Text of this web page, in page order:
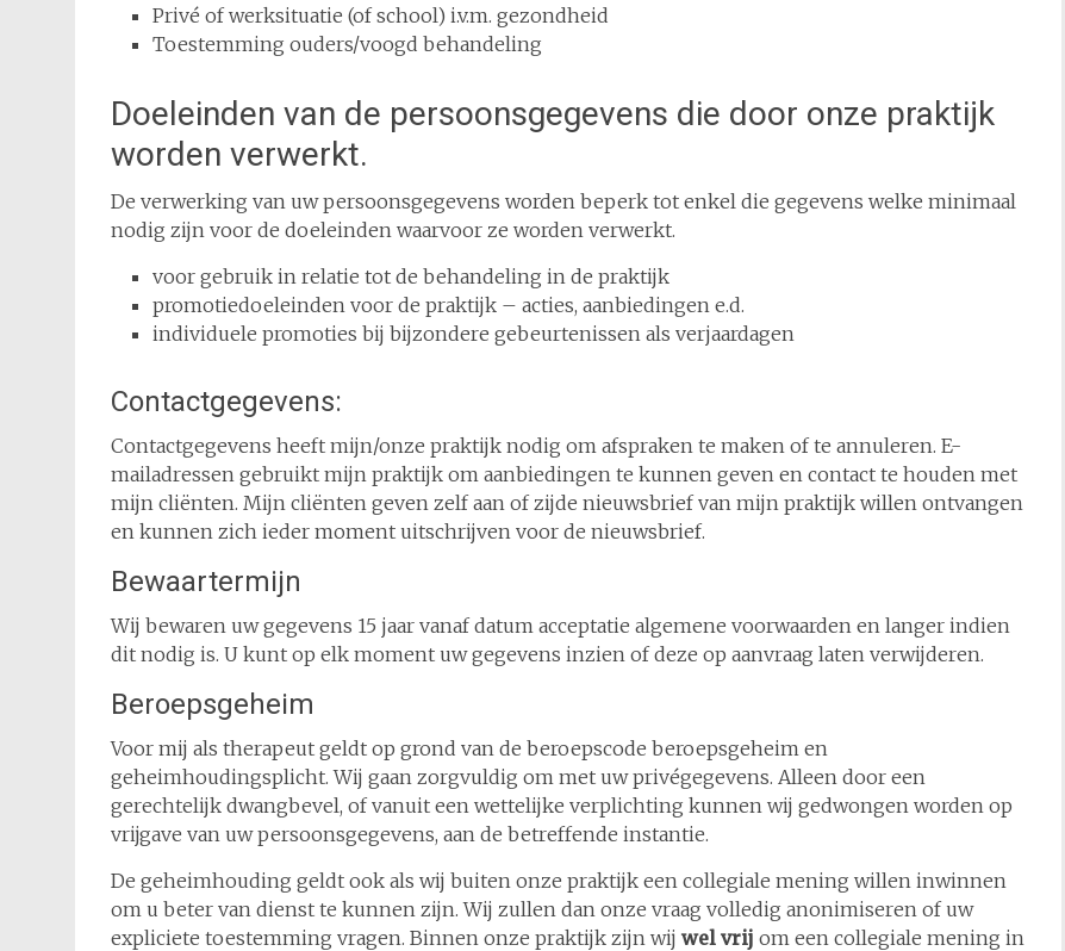
Privé of werksituatie (of school) i.v.m. gezondheid
Toestemming ouders/voogd behandeling
Doeleinden van de persoonsgegevens die door onze praktijk
worden verwerkt.
De verwerking van uw persoonsgegevens worden beperk tot enkel die gegevens welke minimaal
nodig zijn voor de doeleinden waarvoor ze worden verwerkt.
voor gebruik in relatie tot de behandeling in de praktijk
promotiedoeleinden voor de praktijk – acties, aanbiedingen e.d.
individuele promoties bij bijzondere gebeurtenissen als verjaardagen
Contactgegevens:
Contactgegevens heeft mijn/onze praktijk nodig om afspraken te maken of te annuleren. E-
mailadressen gebruikt mijn praktijk om aanbiedingen te kunnen geven en contact te houden met
mijn cliënten. Mijn cliënten geven zelf aan of zijde nieuwsbrief van mijn praktijk willen ontvangen
en kunnen zich ieder moment uitschrijven voor de nieuwsbrief.
Bewaartermijn
Wij bewaren uw gegevens 15 jaar vanaf datum acceptatie algemene voorwaarden en langer indien
dit nodig is. U kunt op elk moment uw gegevens inzien of deze op aanvraag laten verwijderen.
Beroepsgeheim
Voor mij als therapeut geldt op grond van de beroepscode beroepsgeheim en
geheimhoudingsplicht. Wij gaan zorgvuldig om met uw privégegevens. Alleen door een
gerechtelijk dwangbevel, of vanuit een wettelijke verplichting kunnen wij gedwongen worden op
vrijgave van uw persoonsgegevens, aan de betreffende instantie.
De geheimhouding geldt ook als wij buiten onze praktijk een collegiale mening willen inwinnen
om u beter van dienst te kunnen zijn. Wij zullen dan onze vraag volledig anonimiseren of uw
expliciete toestemming vragen. Binnen onze praktijk zijn wij wel vrij om een collegiale mening in